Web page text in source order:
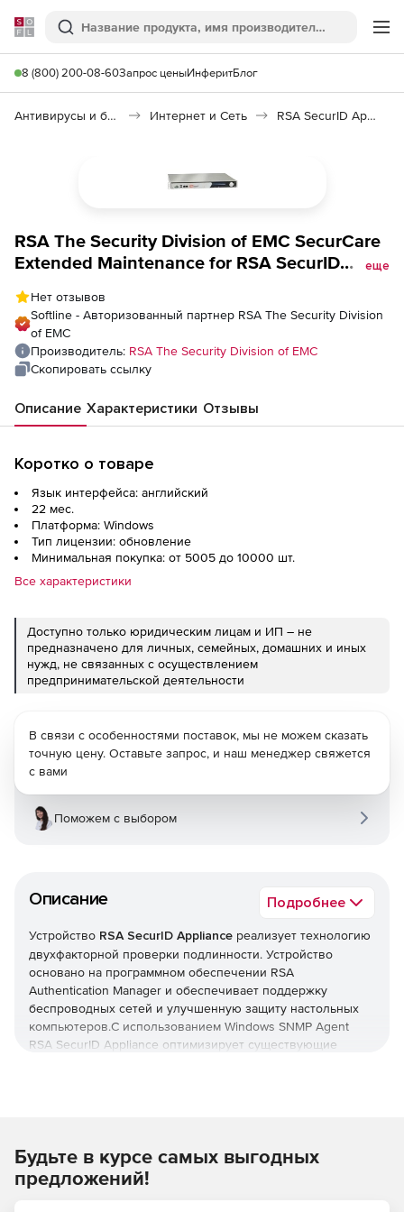
Softline
Поиск
8 (800) 200-08-60Запрос ценыИнферитБлог
Антивирусы и безопасность Интернет и Сеть RSA SecurID Appliance
RSA The Security Division of EMC SecurCare
Extended Maintenance for RSA SecurID
Month, Количество пользователей
еще
Нет отзывов
Softline - Авторизованный партнер RSA The Security Division
of EMC
Производитель: RSA The Security Division of EMC
Скопировать ссылку
Описание Характеристики Отзывы
Коротко о товаре
Язык интерфейса: английский
22 мес.
Платформа: Windows
Тип лицензии: обновление
Минимальная покупка: от 5005 до 10000 шт.
Все характеристики
Доступно только юридическим лицам и ИП – не
предназначено для личных, семейных, домашних и иных
нужд, не связанных с осуществлением
предпринимательской деятельности
Описание Подробнее
Устройство RSA SecurID Appliance реализует технологию
двухфакторной проверки подлинности. Устройство
основано на программном обеспечении RSA
Authentication Manager и обеспечивает поддержку
беспроводных сетей и улучшенную защиту настольных
компьютеров.С использованием Windows SNMP Agent
RSA SecurID Appliance оптимизирует существующие
вариантах и с дополнительными опциями.
RSA SecurID Appliance for Large Enterprises
В связи с особенностями поставок, мы не можем сказать
точную цену. Оставьте запрос, и наш менеджер свяжется
с вами
Поможем с выбором
Будьте в курсе самых выгодных
предложений!